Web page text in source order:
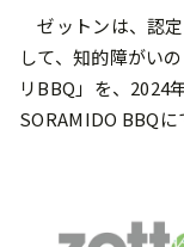
ゼットンは、認
して、知的障がい
リBBQ」を、2024
SORAMIDO BBQに